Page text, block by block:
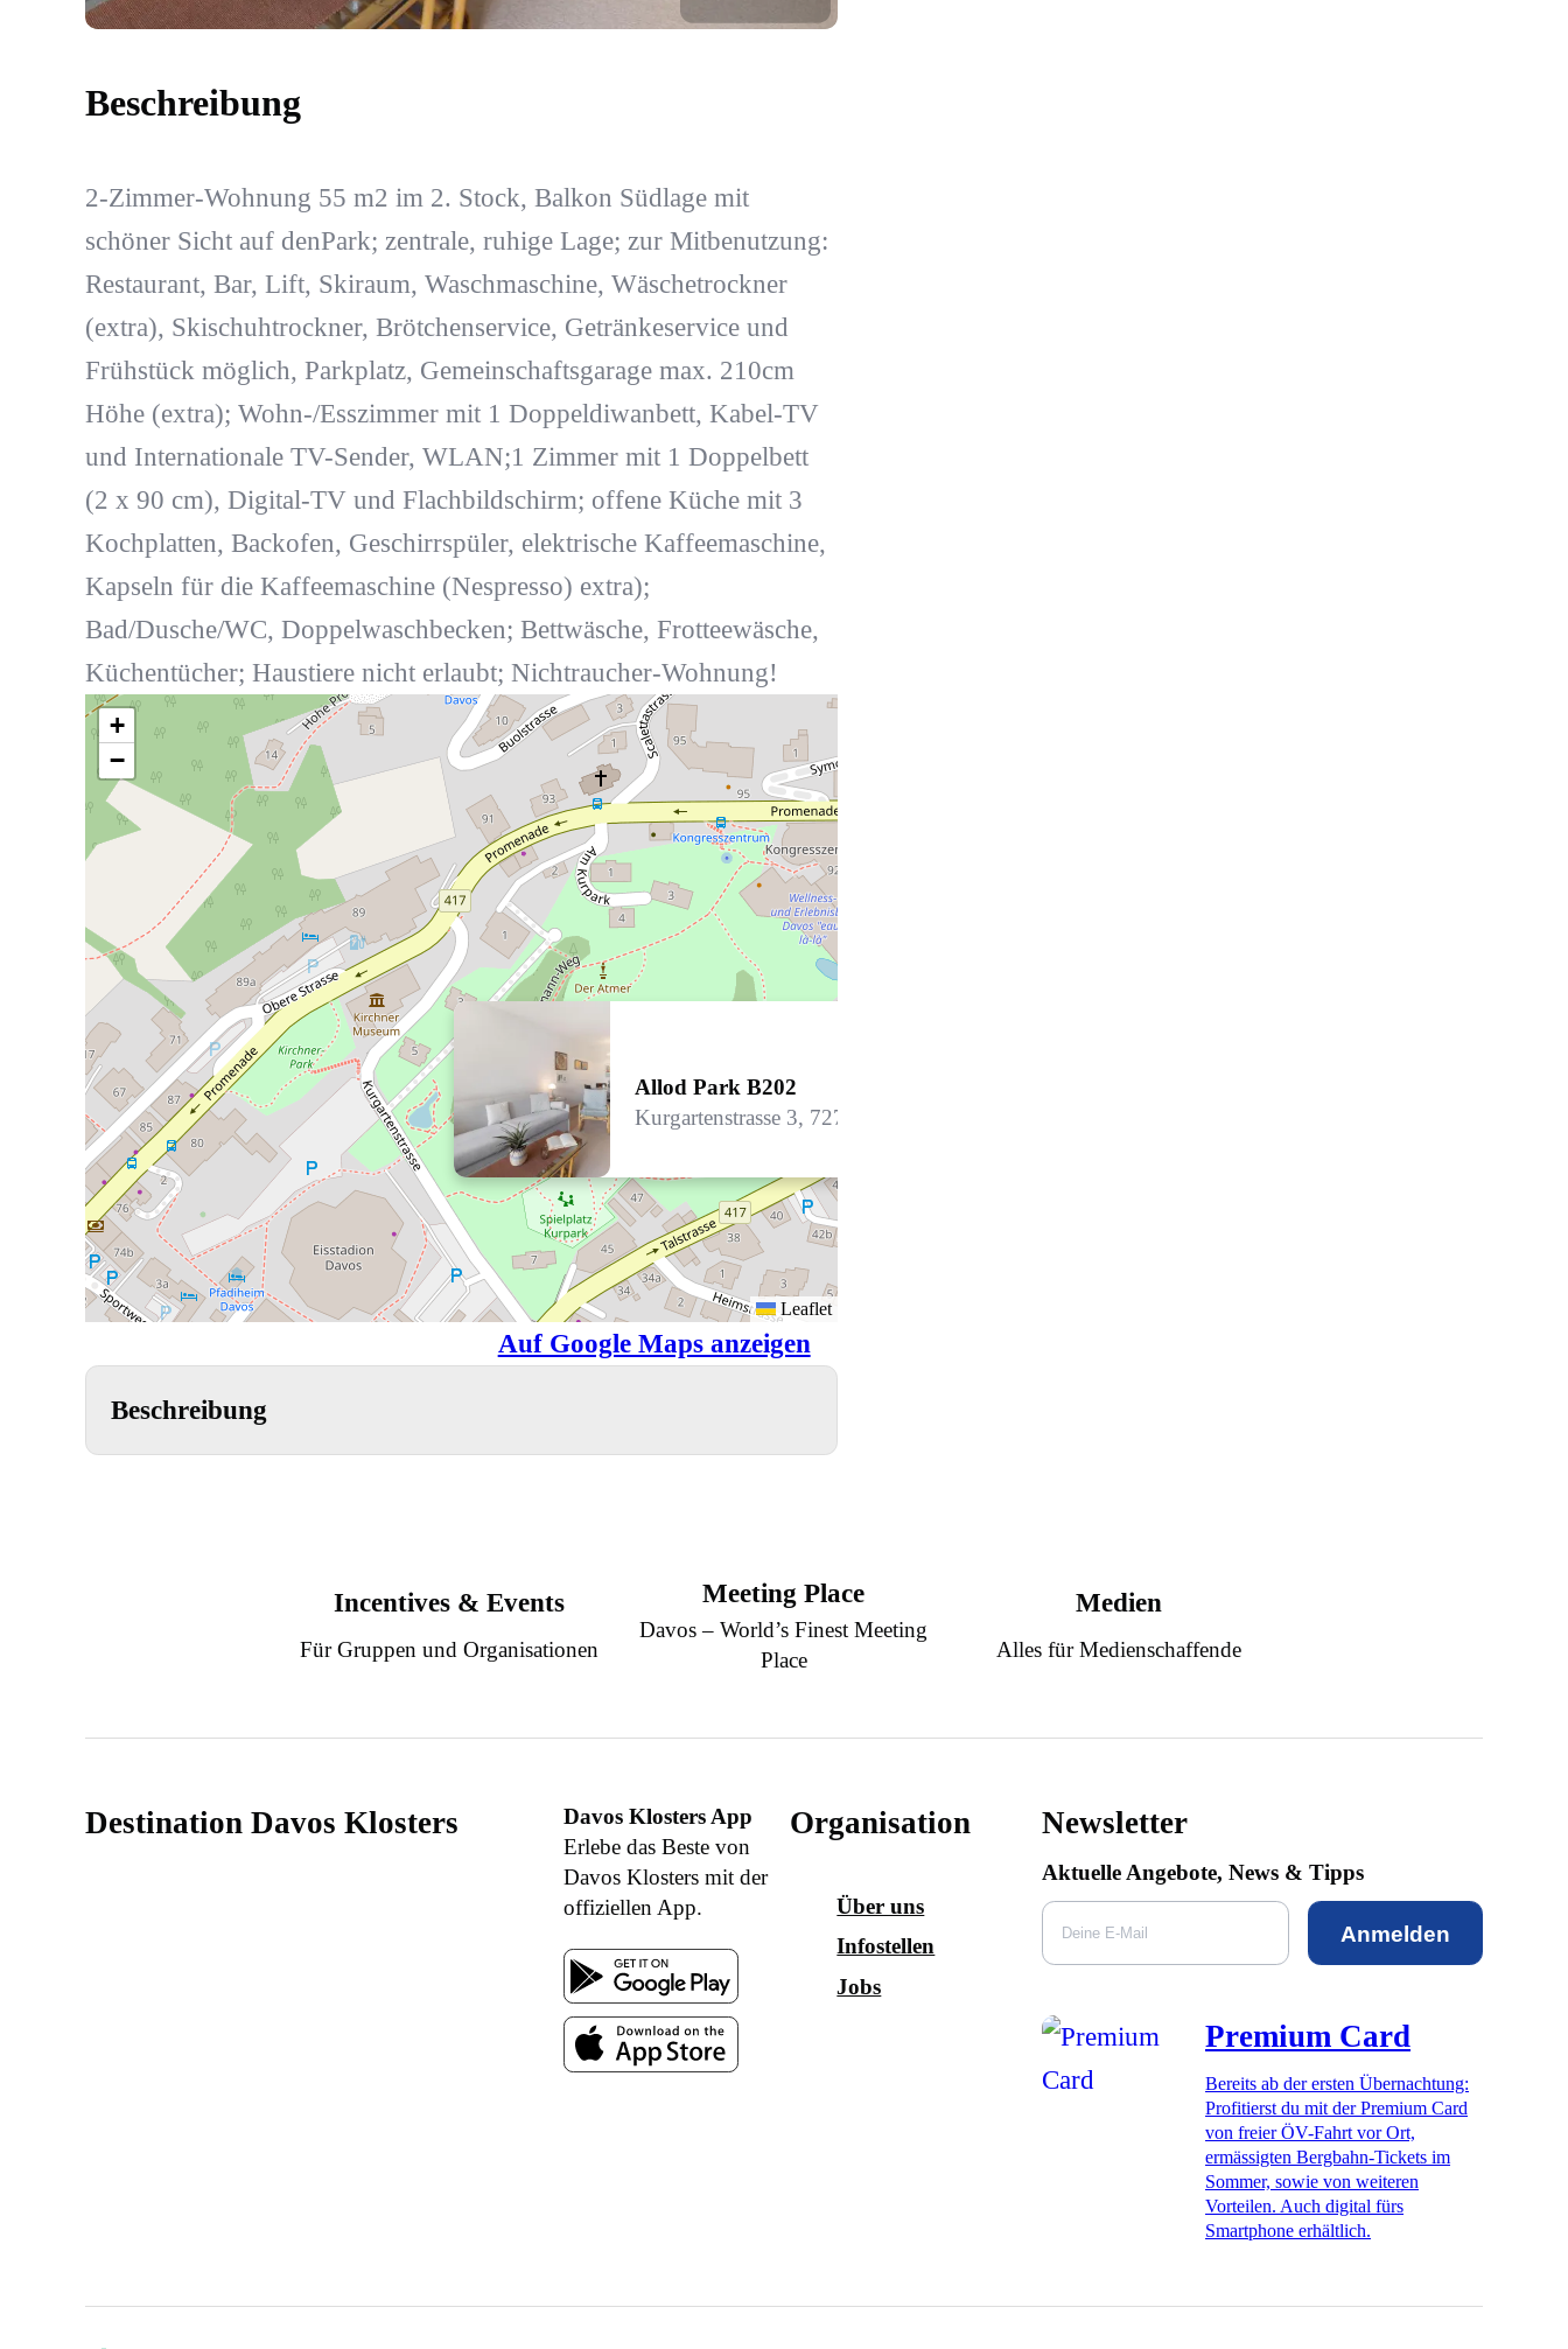
Beschreibung
2-Zimmer-Wohnung 55 m2 im 2. Stock, Balkon Südlage mit
schöner Sicht auf denPark; zentrale, ruhige Lage; zur Mitbenutzung:
Restaurant, Bar, Lift, Skiraum, Waschmaschine, Wäschetrockner
(extra), Skischuhtrockner, Brötchenservice, Getränkeservice und
Frühstück möglich, Parkplatz, Gemeinschaftsgarage max. 210cm
Höhe (extra); Wohn-/Esszimmer mit 1 Doppeldiwanbett, Kabel-TV
und Internationale TV-Sender, WLAN;1 Zimmer mit 1 Doppelbett
(2 x 90 cm), Digital-TV und Flachbildschirm; offene Küche mit 3
Kochplatten, Backofen, Geschirrspüler, elektrische Kaffeemaschine,
Kapseln für die Kaffeemaschine (Nespresso) extra);
Bad/Dusche/WC, Doppelwaschbecken; Bettwäsche, Frotteewäsche,
Küchentücher; Haustiere nicht erlaubt; Nichtraucher-Wohnung!
Allod Park B202
Kurgartenstrasse 3, 7270 Davos Platz
+
−
Leaflet
Auf Google Maps anzeigen
Beschreibung
Incentives & Events
Für Gruppen und Organisationen
Meeting Place
Davos – World’s Finest Meeting
Place
Medien
Alles für Medienschaffende
Destination Davos Klosters
Davos Klosters App
Erlebe das Beste von
Davos Klosters mit der
offiziellen App.
Organisation
Über uns
Infostellen
Jobs
Newsletter
Aktuelle Angebote, News & Tipps
Anmelden
Premium Card
Bereits ab der ersten Übernachtung:
Profitierst du mit der Premium Card
von freier ÖV-Fahrt vor Ort,
ermässigten Bergbahn-Tickets im
Sommer, sowie von weiteren
Vorteilen. Auch digital fürs
Smartphone erhältlich.